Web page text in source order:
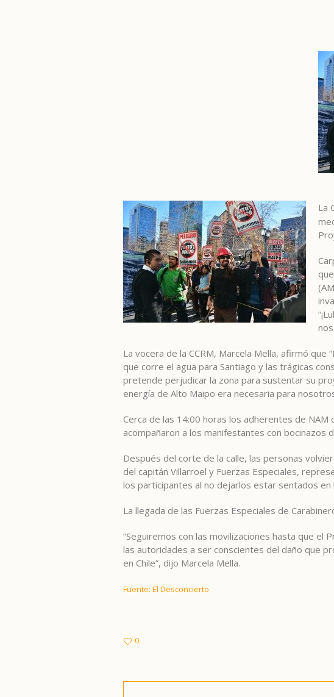
La
La vocera de la CCRM, Marcela Mella, afirmó
que corre el agua para Santiago y las trágicas
pretende perjudicar la zona para sustentar su
energía de Alto Maipo era necesaria para
Cerca de las 14:00 horas los adherentes de
acompañaron a los manifestantes con
Después del corte de la calle, las personas
del capitán Villarroel y Fuerzas Especiales,
los participantes al no dejarlos estar sentados
La llegada de las Fuerzas Especiales de
“Seguiremos con las movilizaciones hasta que el
las autoridades a ser conscientes del daño que
en Chile”, dijo Marcela Mella.
Fuente: El Desconcierto
0